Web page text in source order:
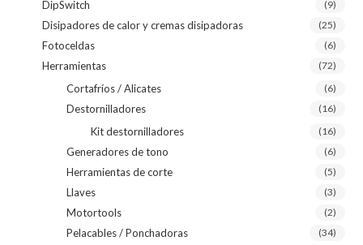
DipSwitch (9)
Disipadores de calor y cremas disipadoras (25)
Fotoceldas (6)
Herramientas (72)
Cortafríos / Alicates (6)
Destornilladores (16)
Kit destornilladores (16)
Generadores de tono (6)
Herramientas de corte (5)
Llaves (3)
Motortools (2)
Pelacables / Ponchadoras (34)